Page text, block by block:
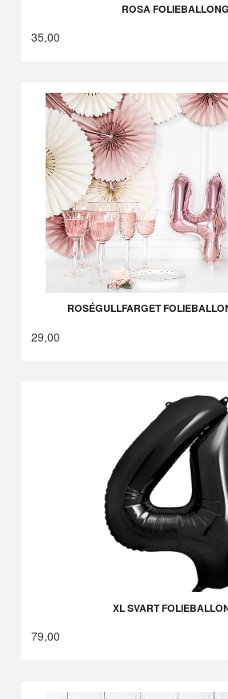
ROSA
35,00
ROSÉGULLFARGET
29,00
XL SVART
79,00